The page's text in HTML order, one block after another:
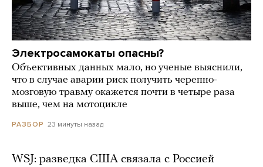
Электросамокаты опасны?
Объективных данных мало, но ученые выяснили,
что в случае аварии риск получить черепно-
мозговую травму окажется почти в четыре раза
выше, чем на мотоцикле
РАЗБОР 23 минуты назад
WSJ: разведка США связала с Россией